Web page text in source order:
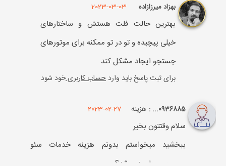
بهزاد میرزازاده 2023-03-03
بهترین حالت فلت هستش و ساختارهای
خیلی پیچیده و تو در تو ممکنه برای موتورهای
جستجو ایجاد مشکل کند
برای ثبت پاسخ باید وارد حساب کاربریخود شود
0936885... : هزینه 2023-02-27
سلام وقتتون بخیر
ببخشید میخواستم بدونم هزینه خدمات سئو